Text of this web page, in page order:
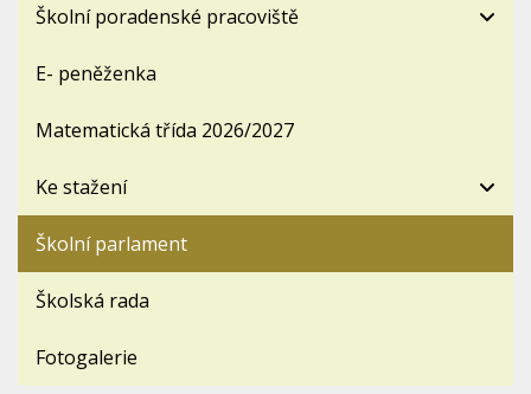
Školní poradenské pracoviště
E- peněženka
Matematická třída 2026/2027
Ke stažení
Školní parlament
Školská rada
Fotogalerie